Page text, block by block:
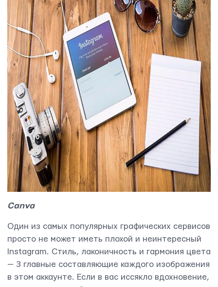
Canva
Один из самых популярных графических сервисов
просто не может иметь плохой и неинтересный
Instagram. Стиль, лаконичность и гармония цвета
— 3 главные составляющие каждого изображения
в этом аккаунте. Если в вас иссякло вдохновение,